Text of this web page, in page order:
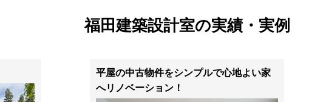
福田建築設計室の実績・実例
平屋の中古物件をシンプルで心地よい家
へリノベーション！